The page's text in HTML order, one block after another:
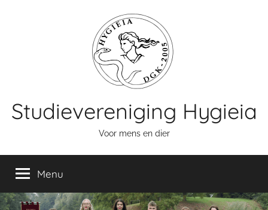
Studievereniging Hygieia
Voor mens en dier
Menu